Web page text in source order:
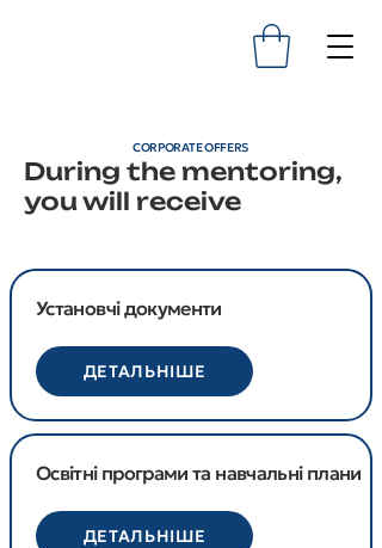
CORPORATE OFFERS
During the mentoring,
you will receive
Установчі документи
ДЕТАЛЬНІШЕ
Освітні програми та навчальні плани
ДЕТАЛЬНІШЕ